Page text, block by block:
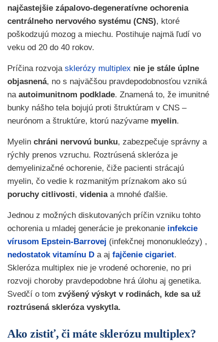
najčastejšie zápalovo-degeneratívne ochorenia
centrálneho nervového systému (CNS), ktoré
poškodzujú mozog a miechu. Postihuje najmä ľudí vo
veku od 20 do 40 rokov.
Príčina rozvoja sklerózy multiplex nie je stále úplne
objasnená, no s najväčšou pravdepodobnosťou vzniká
na autoimunitnom podklade. Znamená to, že imunitné
bunky nášho tela bojujú proti štruktúram v CNS –
neurónom a štruktúre, ktorú nazývame myelin.
Myelin chráni nervovú bunku, zabezpečuje správny a
rýchly prenos vzruchu. Roztrúsená skleróza je
demyelinizačné ochorenie, čiže pacienti strácajú
myelin, čo vedie k rozmanitým príznakom ako sú
poruchy citlivosti, videnia a mnohé ďalšie.
Jednou z možných diskutovaných príčin vzniku tohto
ochorenia u mladej generácie je prekonanie infekcie
vírusom Epstein-Barrovej (infekčnej mononukleózy) ,
nedostatok vitamínu D a aj fajčenie cigariet.
Skleróza multiplex nie je vrodené ochorenie, no pri
rozvoji choroby pravdepodobne hrá úlohu aj genetika.
Svedčí o tom zvýšený výskyt v rodinách, kde sa už
roztrúsená skleróza vyskytla.
Ako zistiť, či máte sklerózu multiplex?